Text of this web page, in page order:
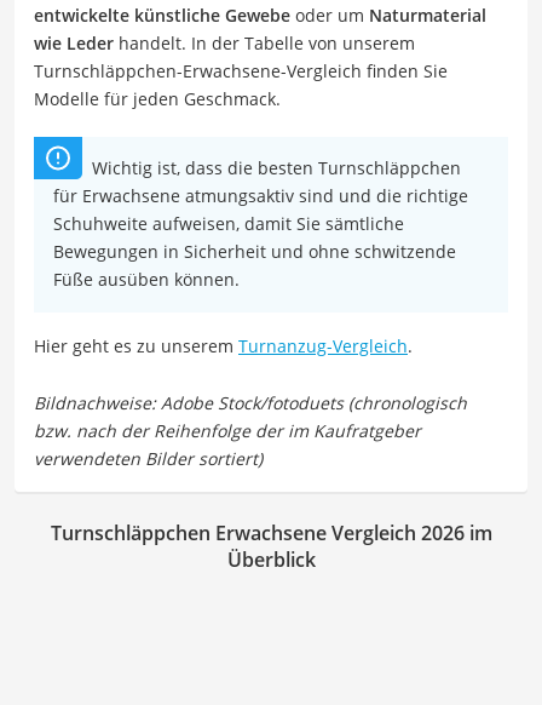
entwickelte künstliche Gewebe oder um Naturmaterial
wie Leder handelt. In der Tabelle von unserem
Turnschläppchen-Erwachsene-Vergleich finden Sie
Modelle für jeden Geschmack.
Wichtig ist, dass die besten Turnschläppchen
für Erwachsene atmungsaktiv sind und die richtige
Schuhweite aufweisen, damit Sie sämtliche
Bewegungen in Sicherheit und ohne schwitzende
Füße ausüben können.
Hier geht es zu unserem Turnanzug-Vergleich.
Turnschläppchen Erwachsene Vergleich 2026 im
Überblick